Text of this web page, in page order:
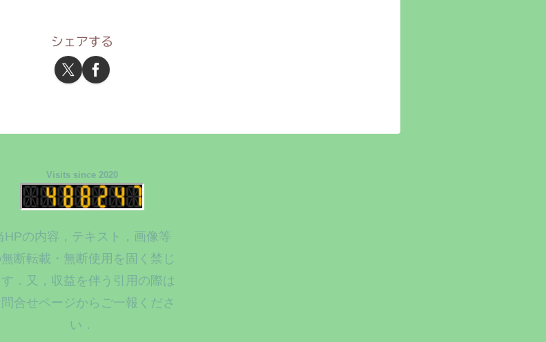
シェアする
Visits since 2020
HPの内容，テキスト，画像等
断転載・無断使用を固く禁じ
す．又，収益を伴う引用の際は
問合せページからご一報くださ
い．